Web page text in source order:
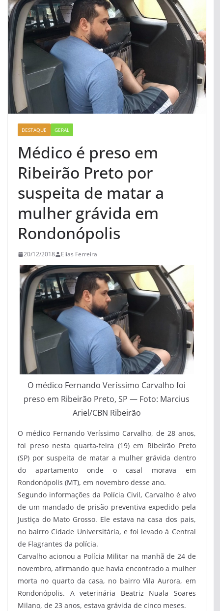
DESTAQUE GERAL
Médico é preso em
Ribeirão Preto por
suspeita de matar a
mulher grávida em
Rondonópolis
20/12/2018 Elias Ferreira
O médico Fernando Veríssimo Carvalho foi
preso em Ribeirão Preto, SP — Foto: Marcius
Ariel/CBN Ribeirão
O médico Fernando Veríssimo Carvalho, de 28 anos,
foi preso nesta quarta-feira (19) em Ribeirão Preto
(SP) por suspeita de matar a mulher grávida dentro
do apartamento onde o casal morava em
Rondonópolis (MT), em novembro desse ano.
Segundo informações da Polícia Civil, Carvalho é alvo
de um mandado de prisão preventiva expedido pela
Justiça do Mato Grosso. Ele estava na casa dos pais,
no bairro Cidade Universitária, e foi levado à Central
de Flagrantes da polícia.
Carvalho acionou a Polícia Militar na manhã de 24 de
novembro, afirmando que havia encontrado a mulher
morta no quarto da casa, no bairro Vila Aurora, em
Rondonópolis. A veterinária Beatriz Nuala Soares
Milano, de 23 anos, estava grávida de cinco meses.